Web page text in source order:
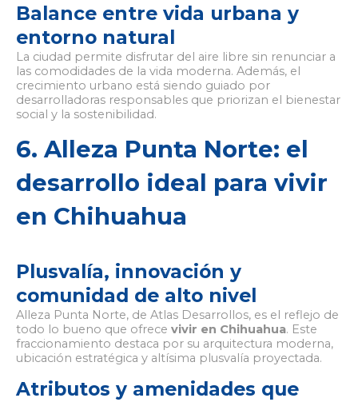
Balance entre vida urbana y
entorno natural
La ciudad permite disfrutar del aire libre sin renunciar a
las comodidades de la vida moderna. Además, el
crecimiento urbano está siendo guiado por
desarrolladoras responsables que priorizan el bienestar
social y la sostenibilidad.
6. Alleza Punta Norte: el
desarrollo ideal para vivir
en Chihuahua
Plusvalía, innovación y
comunidad de alto nivel
Alleza Punta Norte, de Atlas Desarrollos, es el reflejo de
todo lo bueno que ofrece vivir en Chihuahua. Este
fraccionamiento destaca por su arquitectura moderna,
ubicación estratégica y altísima plusvalía proyectada.
Atributos y amenidades que